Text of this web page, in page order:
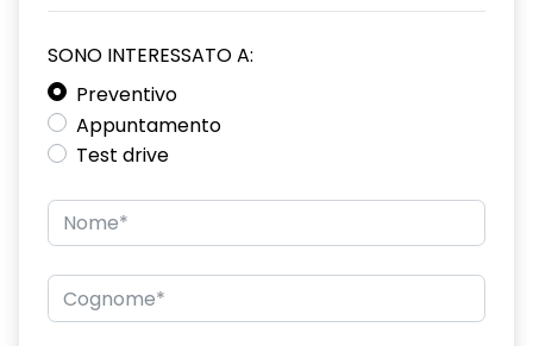
Distance warning avviso distanza di sicurezza
Driver display con schermo TFT da 3,5''
Eco Mode
compatibile 2G/3G o 4G/5G in base al veicolo
Firma luminosa pixelata con fari full LED
HARM03
SONO INTERESSATO A:
Preventivo
Appuntamento
Test drive